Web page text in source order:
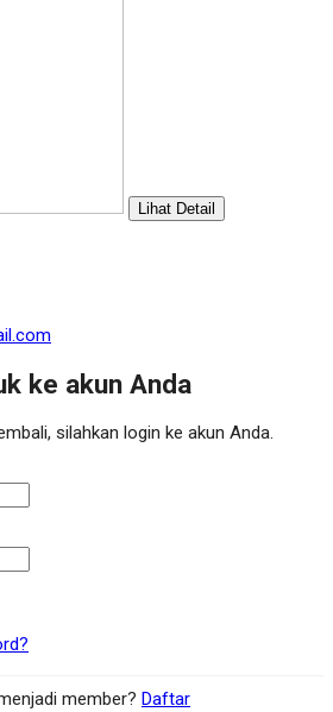
Lihat Detail
ke akun Anda
silahkan login ke akun Anda.
member? Daftar